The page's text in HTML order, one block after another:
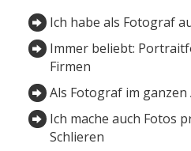
Ich habe als Fotograf
Immer beliebt:
Firmen
Als Fotograf im ganzen
Ich mache auch Fotos
Schlieren